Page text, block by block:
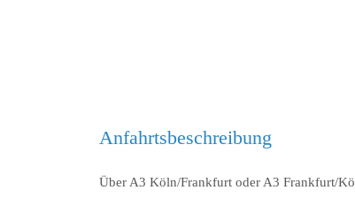
Anfahrtsbeschreibung
Über A3 Köln/Frankfurt oder A3 Frankfurt/